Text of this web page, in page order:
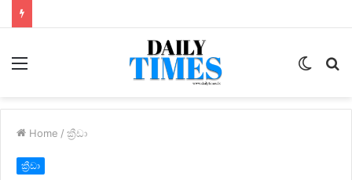
Menu
Switch
Home / ක්‍රීඩා
ක්‍රීඩා